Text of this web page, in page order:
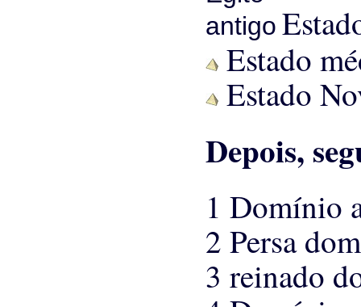
Estado
Estado
Depois,
1 Domínio
2 Persa
3 reinado